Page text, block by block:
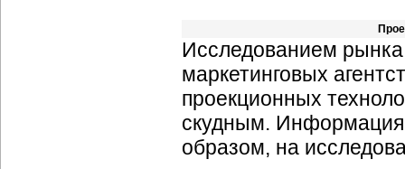
Исследованием рынка
маркетинговых
проекционных
скудным.
образом, на